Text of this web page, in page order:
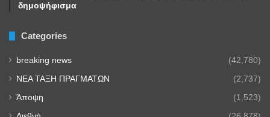
δημοψήφισμα
Categories
breaking news (42,780)
NEA TAΞΗ ΠΡΑΓΜΑΤΩΝ (2,737)
Άποψη (1,523)